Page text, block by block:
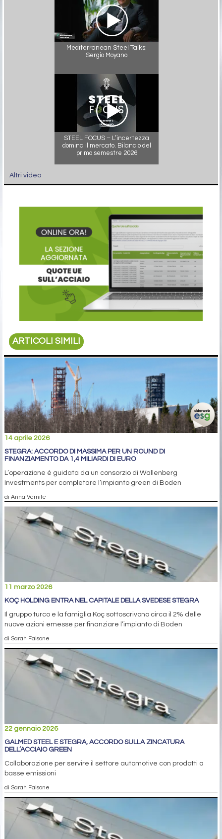
Mediterranean Steel Talks:
Sergio Moyano
STEEL FOCUS – L’incertezza
domina il mercato. Bilancio del
primo semestre 2026
Altri video
ARTICOLI SIMILI
14 aprile 2026
STEGRA: ACCORDO DI MASSIMA PER UN ROUND DI
FINANZIAMENTO DA 1,4 MILIARDI DI EURO
L’operazione è guidata da un consorzio di Wallenberg
Investments per completare l’impianto green di Boden
di Anna Vernile
11 marzo 2026
KOÇ HOLDING ENTRA NEL CAPITALE DELLA SVEDESE STEGRA
Il gruppo turco e la famiglia Koç sottoscrivono circa il 2% delle
nuove azioni emesse per finanziare l’impianto di Boden
di Sarah Falsone
22 gennaio 2026
GALMED STEEL E STEGRA, ACCORDO SULLA ZINCATURA
DELL’ACCIAIO GREEN
Collaborazione per servire il settore automotive con prodotti a
basse emissioni
di Sarah Falsone